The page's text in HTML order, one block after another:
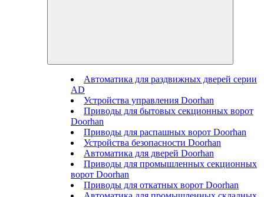
Автоматика для раздвижных дверей серии
AD
Устройства управления Doorhan
Приводы для бытовых секционных ворот
Doorhan
Приводы для распашных ворот Doorhan
Устройства безопасности Doorhan
Автоматика для дверей Doorhan
Приводы для промышленных секционных
ворот Doorhan
Приводы для откатных ворот Doorhan